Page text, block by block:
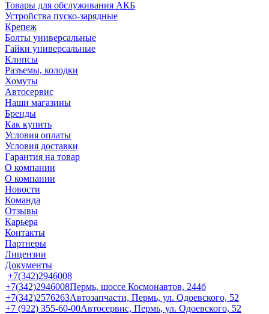
Товары для обслуживания АКБ
Устройства пуско-зарядные
Крепеж
Болты универсальные
Гайки универсальные
Клипсы
Разъемы, колодки
Хомуты
Автосервис
Наши магазины
Бренды
Как купить
Условия оплаты
Условия доставки
Гарантия на товар
О компании
О компании
Новости
Команда
Отзывы
Карьера
Контакты
Партнеры
Лицензии
Документы
+7(342)2946008
+7(342)2946008Пермь, шоссе Космонавтов, 244б
+7(342)2576263Автозапчасти, Пермь, ул. Одоевского, 52
+7 (922) 355-60-00Автосервис, Пермь, ул. Одоевского, 52